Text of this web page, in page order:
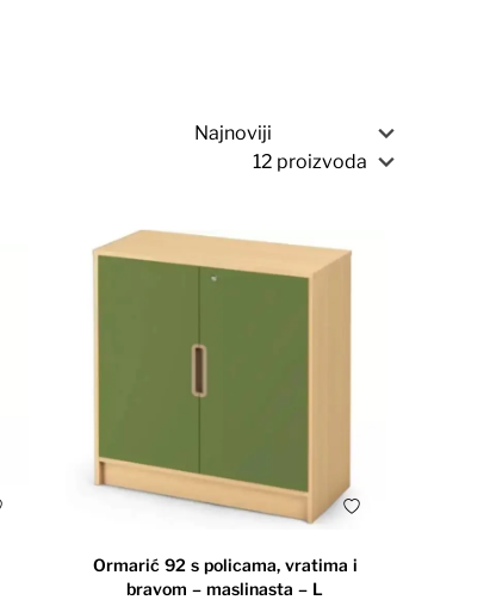
Ormarić 92 s policama, vratima i
bravom – maslinasta – L